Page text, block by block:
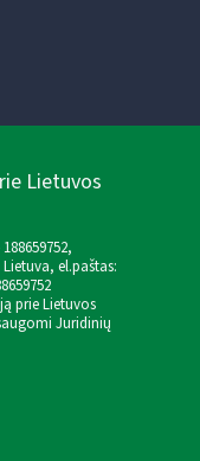
Lietuvos
el.paštas:
prie Lietuvos
Juridinių